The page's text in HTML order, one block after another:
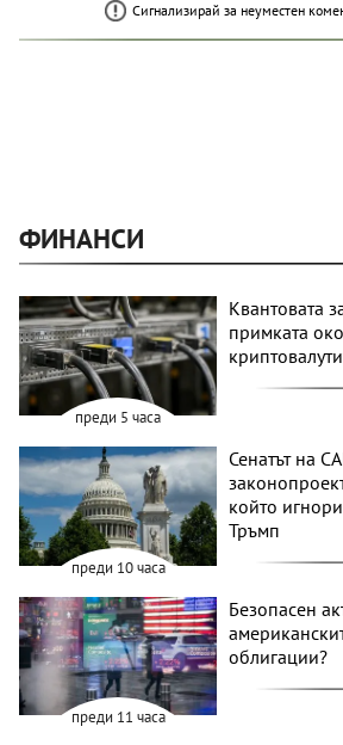
Сигнализирай за неуместен
ФИНАНСИ
преди 5 часа
Квантовата
примката
преди 10 часа
Сенатът на
който
Тръмп
преди 11 часа
Безопасен
облигации?